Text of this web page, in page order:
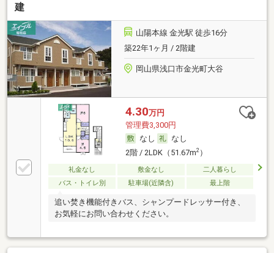
建
山陽本線 金光駅 徒歩16分
築22年1ヶ月 / 2階建
岡山県浅口市金光町大谷
4.30万円
管理費3,300円
なし
なし
2階 / 2LDK（51.67m2）
礼金なし 敷金なし
二人暮らし
バス・トイレ別
駐車場(近隣含) 最上階
追い焚き機能付きバス、シャンプードレッサー付き、
お気軽にお問い合わせください。